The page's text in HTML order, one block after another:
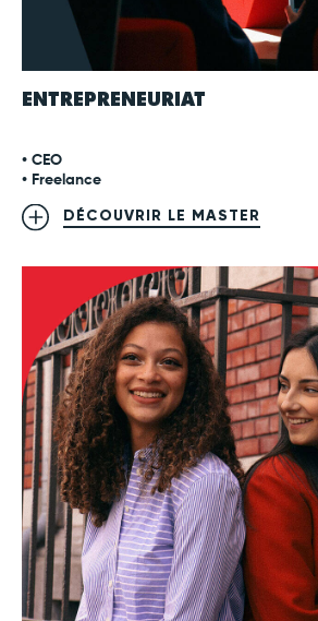
ENTREPRENEURIAT
• CEO
• Freelance
DÉCOUVRIR LE MASTER